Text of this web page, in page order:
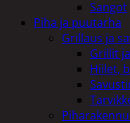
Sangot
Piha ja puutarha
Grillaus ja
Grillit
Hiilet,